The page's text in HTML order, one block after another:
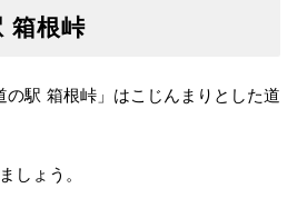
箱根峠
の駅 箱根峠」はこじんまりとした道
しょう。